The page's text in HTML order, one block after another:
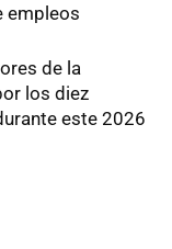
empleos
de la
los diez
este 2026